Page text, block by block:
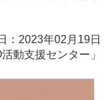
2023年02月19日
動支援センター 」